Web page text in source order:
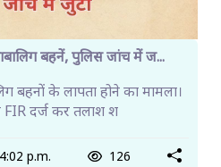
बहनें, पुलिस जांच में ज...
बहनों के लापता होने का मामला।
दर्ज कर तलाश श
p.m. 126